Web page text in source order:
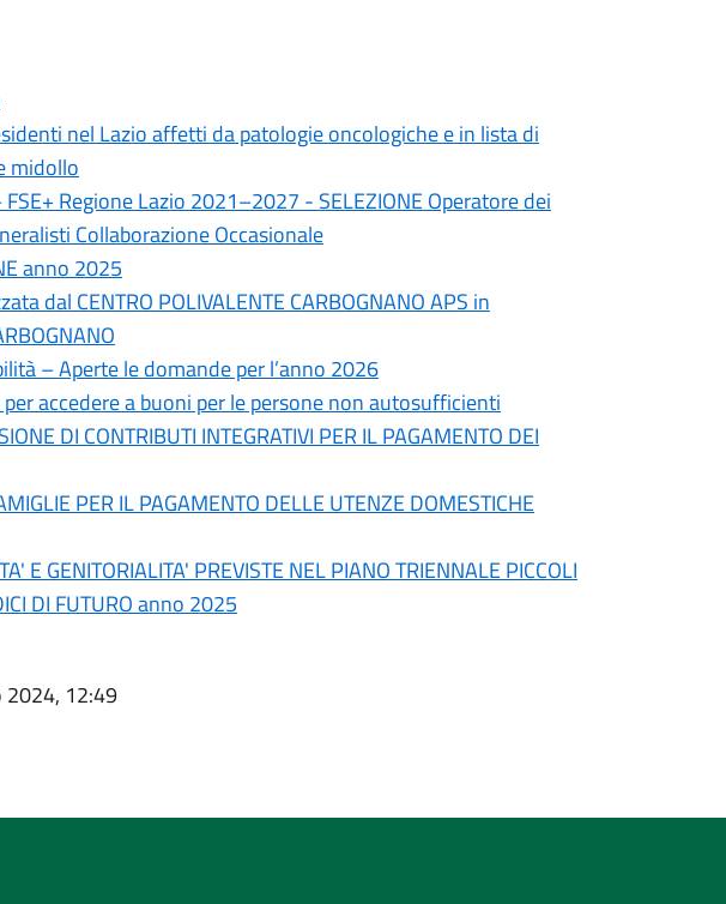
nel Lazio affetti da patologie oncologiche e in lista di
midollo
Regione Lazio 2021–2027 - SELEZIONE Operatore dei
Collaborazione Occasionale
anno 2025
dal CENTRO POLIVALENTE CARBOGNANO APS in
– Aperte le domande per l’anno 2026
accedere a buoni per le persone non autosufficienti
DI CONTRIBUTI INTEGRATIVI PER IL PAGAMENTO DEI
PER IL PAGAMENTO DELLE UTENZE DOMESTICHE
E GENITORIALITA' PREVISTE NEL PIANO TRIENNALE PICCOLI
DI FUTURO anno 2025
2024, 12:49